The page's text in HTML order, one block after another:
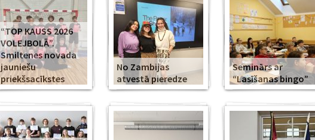
“TOP KAUSS 2026
VOLEJBOLĀ”.
Smiltenes novada
jauniešu
priekšsacīkstes
No Zambijas
atvestā pieredze
Seminārs ar
“Lasīšanas bingo”